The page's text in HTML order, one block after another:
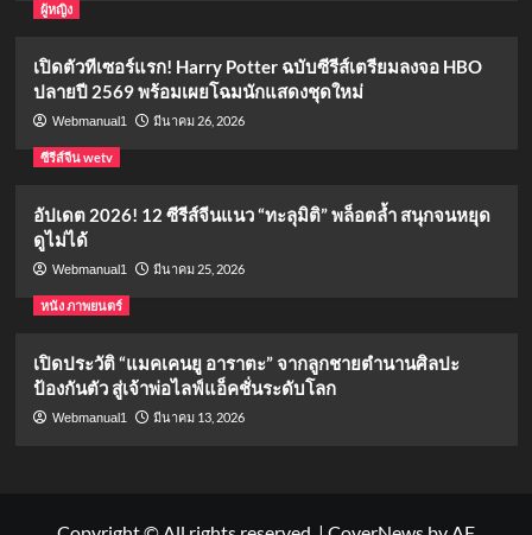
ผู้หญิง
เปิดตัวทีเซอร์แรก! Harry Potter ฉบับซีรีส์เตรียมลงจอ HBO
ปลายปี 2569 พร้อมเผยโฉมนักแสดงชุดใหม่
Webmanual1 มีนาคม 26, 2026
ซีรีส์จีน wetv
อัปเดต 2026! 12 ซีรีส์จีนแนว “ทะลุมิติ” พล็อตล้ำ สนุกจนหยุด
ดูไม่ได้
Webmanual1 มีนาคม 25, 2026
หนัง ภาพยนตร์
เปิดประวัติ “แมคเคนยู อาราตะ” จากลูกชายตำนานศิลปะ
ป้องกันตัว สู่เจ้าพ่อไลฟ์แอ็คชั่นระดับโลก
Webmanual1 มีนาคม 13, 2026